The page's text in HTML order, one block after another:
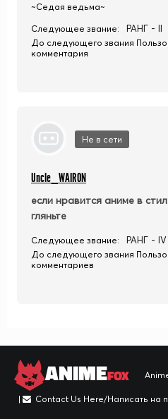
~Седая ведьма~
Следующее звание: РАНГ - II
До следующего звания
комментария
Не в сети
Uncle_WAIRON
если нравится аниме в
гляньте
Следующее звание: РАНГ - IV
До следующего звания
комментариев
ANIMEFOX
| Contact Us Here/Написать на